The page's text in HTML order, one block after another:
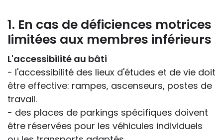
1. En cas de déficiences motrices
limitées aux membres inférieurs
L'accessibilité au bâti
- l'accessibilité des lieux d'études et de vie doit
être effective: rampes, ascenseurs, postes de
travail.
- des places de parkings spécifiques doivent
être réservées pour les véhicules individuels